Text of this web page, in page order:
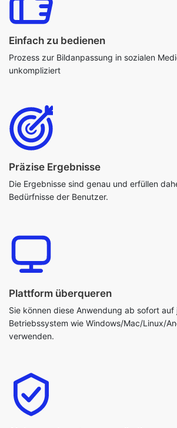
Einfach zu bedienen
Prozess zur Bildanpassung in sozialen
unkompliziert
Präzise Ergebnisse
Die Ergebnisse sind genau und erfüllen
Bedürfnisse der Benutzer.
Plattform überqueren
Sie können diese Anwendung ab sofort auf
Betriebssystem wie Windows/Mac/Linux/
verwenden.